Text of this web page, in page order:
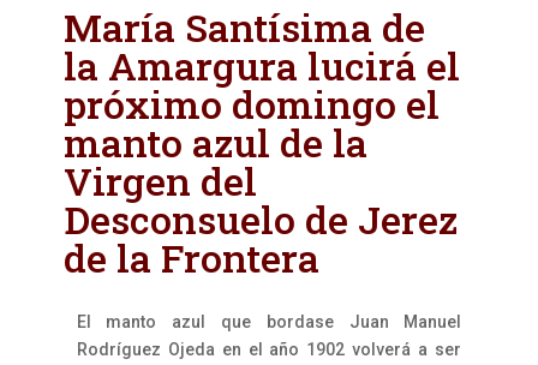
María Santísima de
la Amargura lucirá el
próximo domingo el
manto azul de la
Virgen del
Desconsuelo de Jerez
de la Frontera
El manto azul que bordase Juan Manuel
Rodríguez Ojeda en el año 1902 volverá a ser